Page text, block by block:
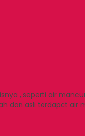
, seperti air
dan asli terdapat air